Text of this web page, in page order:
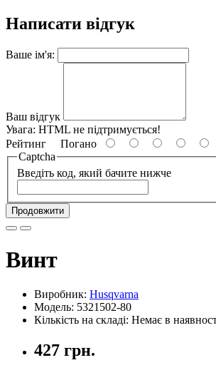
Написати відгук
Ваше ім'я:
Ваш відгук
Увага: HTML не підтримується!
Рейтинг Погано
Captcha
Введіть код, який бачите нижче
Продовжити
Винт
Виробник: Husqvarna
Модель: 5321502-80
Кількість на складі: Немає в
427 грн.